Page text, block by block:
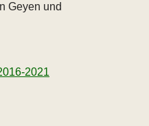
Geyen und
2021